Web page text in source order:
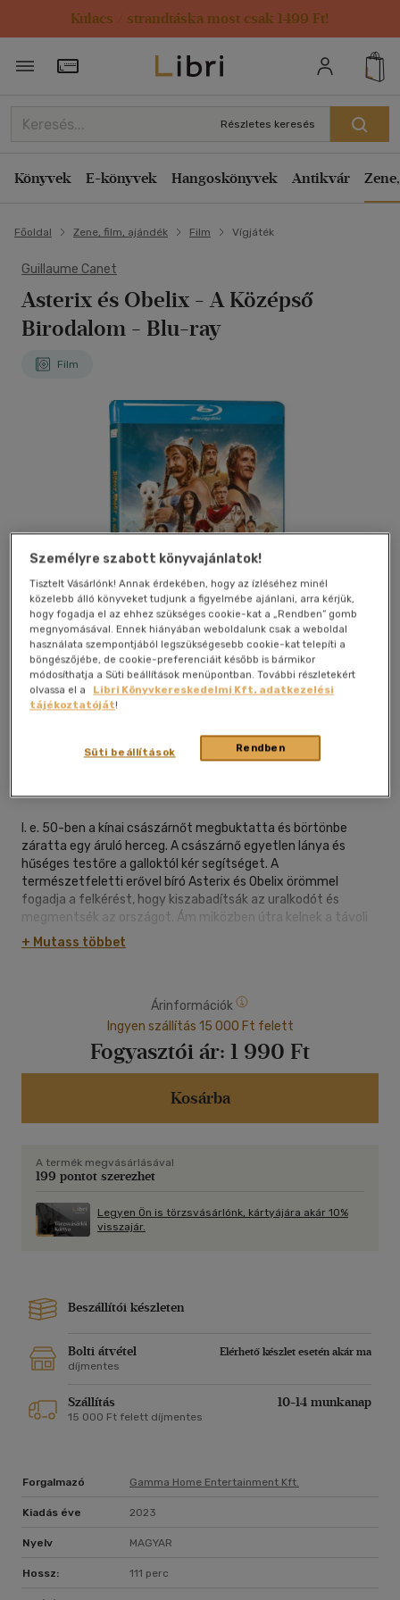
Kulacs / strandtáska most csak 1499 Ft!
Törzsvásárlói Kártya adatai
Részletes keresés
Könyvek E-könyvek Hangoskönyvek Antikvár
Főoldal Zene, film, ajándék Film Vígjáték
Guillaume Canet
Asterix és Obelix - A Középső
Birodalom - Blu-ray
Film
Kívánságlistához adom
I. e. 50-ben a kínai császárnőt megbuktatta és börtönbe
záratta egy áruló herceg. A császárnő egyetlen lánya és
hűséges testőre a galloktól kér segítséget. A
természetfeletti erővel bíró Asterix és Obelix örömmel
fogadja a felkérést, hogy kiszabadítsák az uralkodót és
megmentsék az országot. Ám miközben útra kelnek a távoli
országba, egy másik nehézséggel is meg kell birkózniuk: Cézár
szintén a trónra áhítozik, és az új hódítás reményében ő is a
az elmúlt évek leglátványosabb és legnagyobb szabású
francia produkciója A rendező-főszereplő, Guillaume Canet
napjaink egyik legelismertebb francia filmese, és mellette
olyan sztárokat láthatunk, mint az Oscar-díjas Marion
Cotillard*, Vincent Cassel, a legendás Pierre Richard és a
futballista Zlatan Ibrahimović.
HANGOK:
magyar (DTS-HD MA 5.1), francia (DTS-HD MA 5.1)
FELIRATOK:
magyar, angol, francia
+ Mutass többet
Árinformációk
Ingyen szállítás 15 000 Ft felett
Fogyasztói ár: 1 990 Ft
Kosárba
A termék megvásárlásával
199 pontot szerezhet
Legyen Ön is törzsvásárlónk, kártyájára akár 10%
visszajár.
Beszállítói készleten
Bolti átvétel
Elérhető készlet esetén akár ma
díjmentes
Szállítás 10-14 munkanap
15 000 Ft felett díjmentes
Forgalmazó Gamma Home Entertainment Kft.
Kiadás éve 2023
Nyelv MAGYAR
Hossz: 111 perc
Személyre szabott könyvajánlatok!
Tisztelt Vásárlónk! Annak érdekében, hogy az ízléséhez minél
közelebb álló könyveket tudjunk a figyelmébe ajánlani, arra kérjük,
hogy fogadja el az ehhez szükséges cookie-kat a „Rendben” gomb
megnyomásával. Ennek hiányában weboldalunk csak a weboldal
használata szempontjából legszükségesebb cookie-kat telepíti a
böngészőjébe, de cookie-preferenciáit később is bármikor
módosíthatja a Süti beállítások menüpontban. További részletekért
olvassa el a
Libri Könyvkereskedelmi Kft. adatkezelési
tájékoztatóját!
Rendben
Süti beállítások